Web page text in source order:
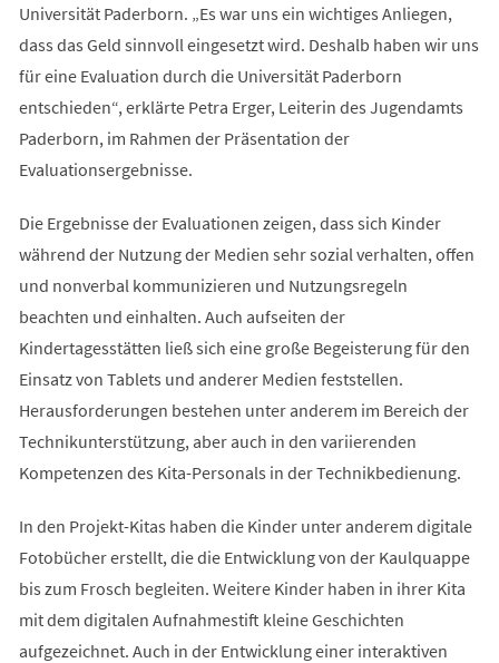
Universität Paderborn. „Es war uns ein wichtiges Anliegen,
dass das Geld sinnvoll eingesetzt wird. Deshalb haben wir uns
für eine Evaluation durch die Universität Paderborn
entschieden“, erklärte Petra Erger, Leiterin des Jugendamts
Paderborn, im Rahmen der Präsentation der
Evaluationsergebnisse.
Die Ergebnisse der Evaluationen zeigen, dass sich Kinder
während der Nutzung der Medien sehr sozial verhalten, offen
und nonverbal kommunizieren und Nutzungsregeln
beachten und einhalten. Auch aufseiten der
Kindertagesstätten ließ sich eine große Begeisterung für den
Einsatz von Tablets und anderer Medien feststellen.
Herausforderungen bestehen unter anderem im Bereich der
Technikunterstützung, aber auch in den variierenden
Kompetenzen des Kita-Personals in der Technikbedienung.
In den Projekt-Kitas haben die Kinder unter anderem digitale
Fotobücher erstellt, die die Entwicklung von der Kaulquappe
bis zum Frosch begleiten. Weitere Kinder haben in ihrer Kita
mit dem digitalen Aufnahmestift kleine Geschichten
aufgezeichnet. Auch in der Entwicklung einer interaktiven